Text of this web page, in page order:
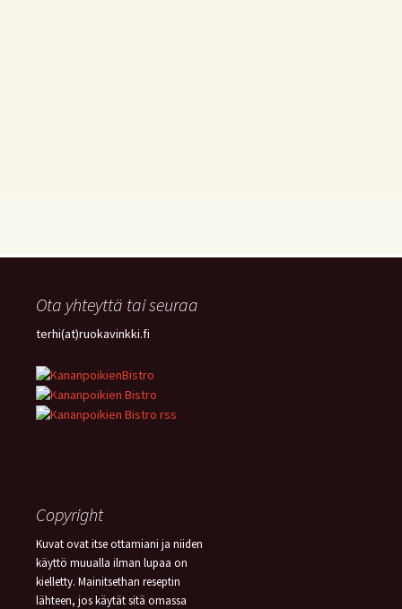
Ota yhteyttä tai seuraa
terhi(at)ruokavinkki.fi
Copyright
Kuvat ovat itse ottamiani ja niiden
käyttö muualla ilman lupaa on
kielletty. Mainitsethan reseptin
lähteen, jos käytät sitä omassa